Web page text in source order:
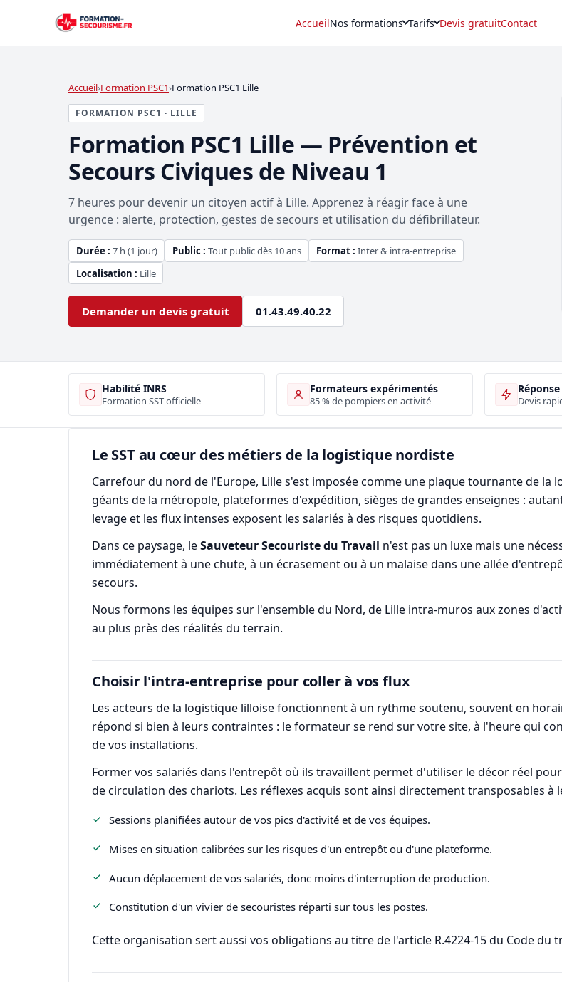
AccueilNos formations Tarifs Devis gratuitContact
Accueil Formation PSC1 Formation PSC1 Lille
FORMATION PSC1 · LILLE
Formation PSC1 Lille — Prévention et
Secours Civiques de Niveau 1
7 heures pour devenir un citoyen actif à Lille. Apprenez à réagir face à une
urgence : alerte, protection, gestes de secours et utilisation du défibrillateur.
Durée : 7 h (1 jour) Public : Tout public dès 10 ans Format : Inter & intra-entreprise
Localisation : Lille
Demander un devis gratuit 01.43.49.40.22
Habilité INRS
Formation SST officielle
Formateurs expérimentés
85 % de pompiers en activité Devis
Le SST au cœur des métiers de la logistique nordiste
Carrefour du nord de l'Europe, Lille s'est imposée comme une plaque tournante de
géants de la métropole, plateformes d'expédition, sièges de grandes enseignes :
levage et les flux intenses exposent les salariés à des risques quotidiens.
Dans ce paysage, leSauveteur Secouriste du Travail n'est pas un luxe mais une
immédiatement à une chute, à un écrasement ou à un malaise dans une allée
secours.
Nous formons les équipes sur l'ensemble du Nord, de Lille intra-muros aux zones
au plus près des réalités du terrain.
Choisir l'intra-entreprise pour coller à vos flux
Les acteurs de la logistique lilloise fonctionnent à un rythme soutenu, souvent en
répond si bien à leurs contraintes : le formateur se rend sur votre site, à l'heure qui
de vos installations.
Former vos salariés dans l'entrepôt où ils travaillent permet d'utiliser le décor réel
de circulation des chariots. Les réflexes acquis sont ainsi directement transposables à
Sessions planifiées autour de vos pics d'activité et de vos équipes.
Mises en situation calibrées sur les risques d'un entrepôt ou d'une plateforme.
Aucun déplacement de vos salariés, donc moins d'interruption de production.
Constitution d'un vivier de secouristes réparti sur tous les postes.
Cette organisation sert aussi vos obligations au titre de l'article R.4224-15 du Code du